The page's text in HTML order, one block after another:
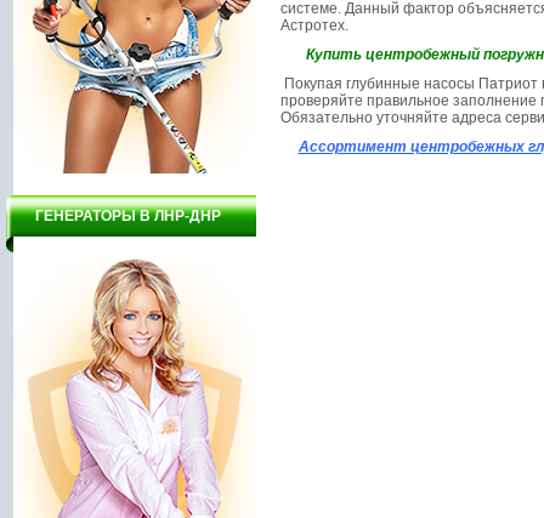
системе. Данный фактор
Астротех.
Купить центробежный
Покупая глубинные насосы Патриот
проверяйте правильное заполнение
Обязательно уточняйте адреса
Ассортимент центробежных
ГЕНЕРАТОРЫ В ЛНР-ДНР